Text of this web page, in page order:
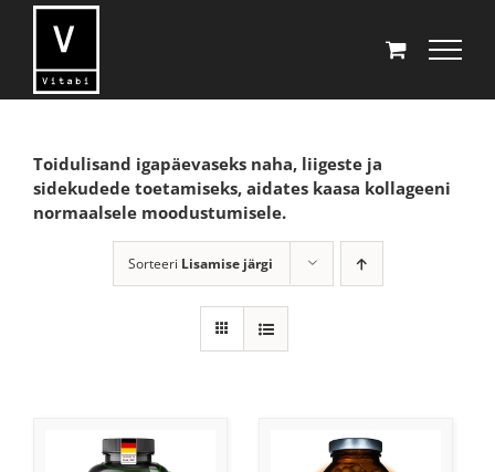
Toidulisand igapäevaseks naha, liigeste ja
sidekudede toetamiseks, aidates kaasa kollageeni
normaalsele moodustumisele.
Sorteeri Lisamise järgi